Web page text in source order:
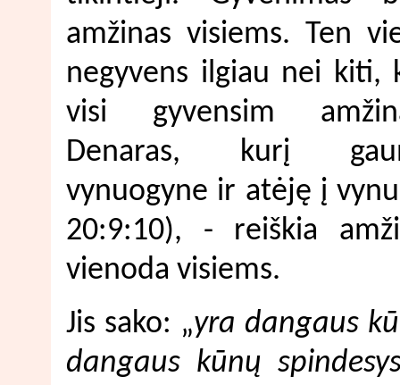
amžinas visiems. Ten
negyvens ilgiau nei kiti,
visi gyvensim
Denaras, kurį
vynuogyne ir atėję į
20:9:10), - reiškia
vienoda visiems.
Jis sako: „yra dangaus
dangaus kūnų